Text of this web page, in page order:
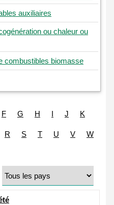
auxiliaires
ou chaleur ou
combustibles biomasse
F G H I J K
R S T U V W